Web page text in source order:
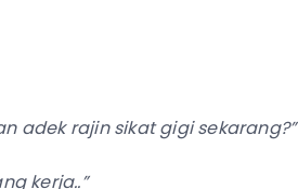
adek rajin sikat gigi sekarang?”
kerja..”